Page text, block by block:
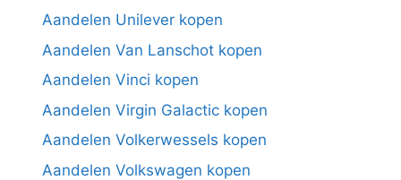
Aandelen Unilever kopen
Aandelen Van Lanschot kopen
Aandelen Vinci kopen
Aandelen Virgin Galactic kopen
Aandelen Volkerwessels kopen
Aandelen Volkswagen kopen